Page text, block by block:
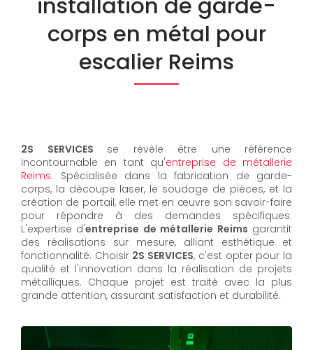
corps en métal pour
escalier Reims
2S SERVICES se révèle être une référence
incontournable en tant qu'entreprise de métallerie
Reims. Spécialisée dans la fabrication de garde-
corps, la découpe laser, le soudage de pièces, et la
création de portail, elle met en œuvre son savoir-faire
pour répondre à des demandes spécifiques.
L'expertise d'entreprise de métallerie Reims garantit
des réalisations sur mesure, alliant esthétique et
fonctionnalité. Choisir 2S SERVICES, c'est opter pour la
qualité et l'innovation dans la réalisation de projets
métalliques. Chaque projet est traité avec la plus
grande attention, assurant satisfaction et durabilité.